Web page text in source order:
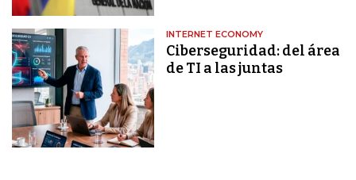
INTERNET ECONOMY
Ciberseguridad: del área
de TI a las juntas